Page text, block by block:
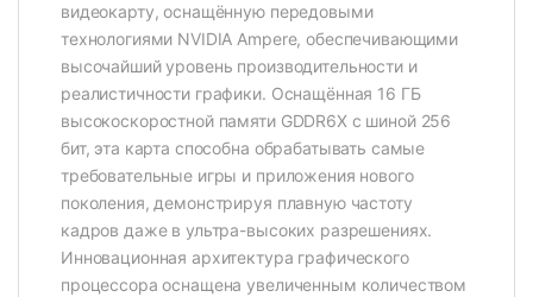
видеокарту, оснащённую передовыми
технологиями NVIDIA Ampere, обеспечивающими
высочайший уровень производительности и
реалистичности графики. Оснащённая 16 ГБ
высокоскоростной памяти GDDR6X с шиной 256
бит, эта карта способна обрабатывать самые
требовательные игры и приложения нового
поколения, демонстрируя плавную частоту
кадров даже в ультра-высоких разрешениях.
Инновационная архитектура графического
процессора оснащена увеличенным количеством